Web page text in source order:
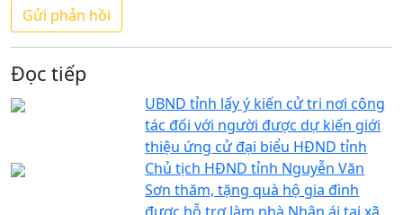
Đọc tiếp
UBND tỉnh lấy ý kiến cử tri nơi công
tác đối với người được dự kiến giới
thiệu ứng cử đại biểu HĐND tỉnh
Chủ tịch HĐND tỉnh Nguyễn Văn
Sơn thăm, tặng quà hộ gia đình